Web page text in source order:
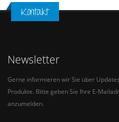
Kontakt
Newsletter
Gerne informieren wir Sie über
Produkte. Bitte geben Sie Ihre E-
anzumelden.